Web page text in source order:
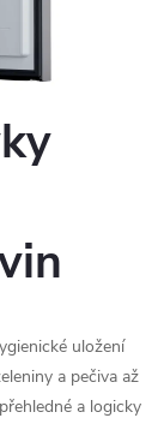
uložení
a pečiva až
a logicky